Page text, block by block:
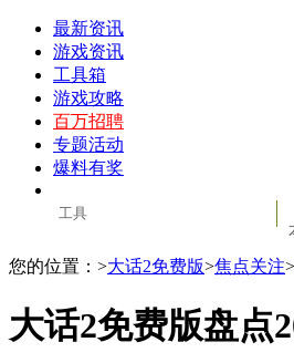
最新资讯
游戏资讯
工具箱
游戏攻略
百万招聘
专题活动
爆料有奖
您的位置： >大话2免费版>焦点关注>
大话2免费版盘点